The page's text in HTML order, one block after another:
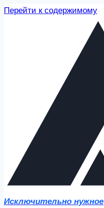
Перейти к содержимому
Исключительно нужное